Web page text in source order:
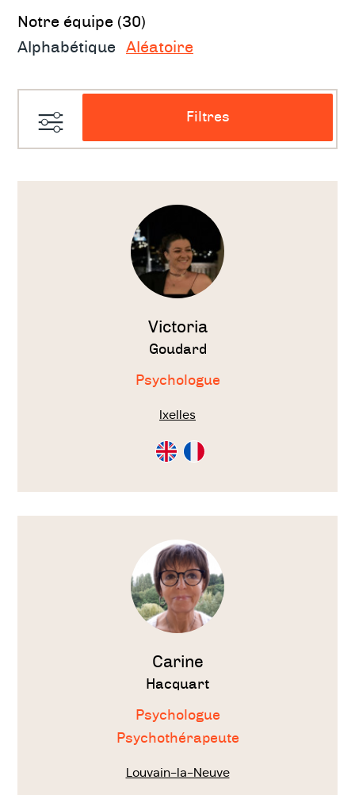
Notre équipe
Notre équipe (30)
Alphabétique
Aléatoire
Filtres
Voir
Victoria
Goudard
Psychologue
Ixelles
Consultation
en
Consultation
en
Voir
Carine
Hacquart
Psychologue
Psychothérapeute
Louvain-la-Neuve